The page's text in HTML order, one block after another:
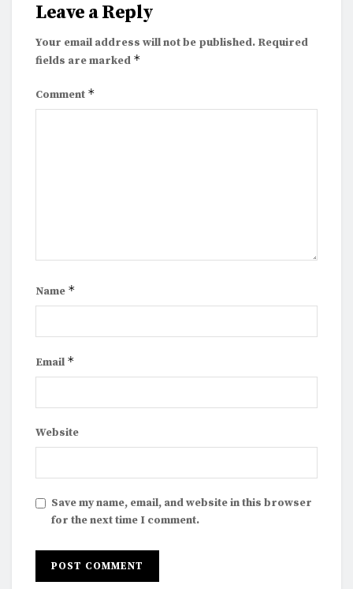
Leave a Reply
Your email address will not be published. Required
fields are marked *
Comment *
Name *
Email *
Website
Save my name, email, and website in this browser
for the next time I comment.